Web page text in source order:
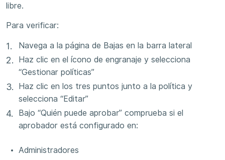
libre.
Para verificar:
Navega a la página de Bajas en la barra lateral
Haz clic en el ícono de engranaje y selecciona
“Gestionar políticas”
Haz clic en los tres puntos junto a la política y
selecciona “Editar”
Bajo “Quién puede aprobar” comprueba si el
aprobador está configurado en:
Administradores